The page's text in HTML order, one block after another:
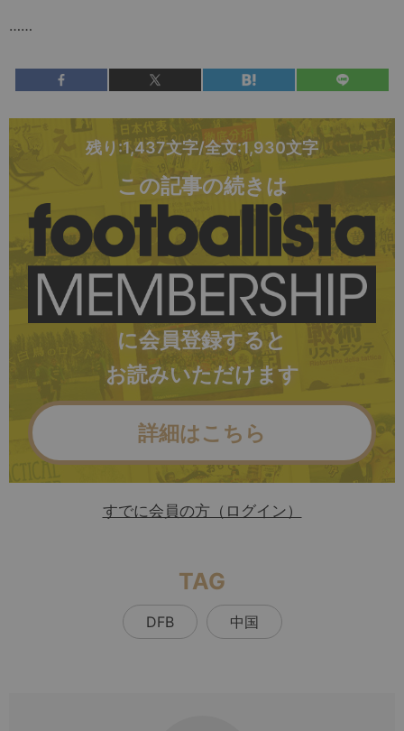
……
残り:1,437文字/全文:1,930文字
この記事の続きは
に会員登録すると
お読みいただけます
詳細はこちら
すでに会員の方（ログイン）
TAG
DFB 中国